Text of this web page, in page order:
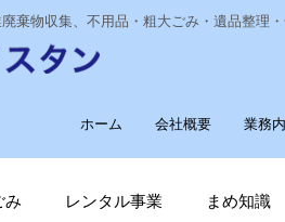
棄物収集、不用品・粗大ごみ・遺品整理
ホーム 会社概要 業務
み レンタル事業 まめ知識